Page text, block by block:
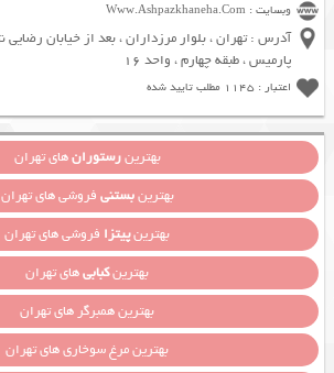
وبسایت : Www.Ashpazkhaneha.Com
پارمیس ، طبقه چهارم ، واحد 16
اعتبار : 1145 مطلب تایید شده
بهترینرستورانهای تهران
بهترینبستنی فروشی های تهران
بهترینپیتزا فروشی های تهران
بهترینکبابیهای تهران
بهترین همبرگر های تهران
بهترین مرغ سوخاری های تهران